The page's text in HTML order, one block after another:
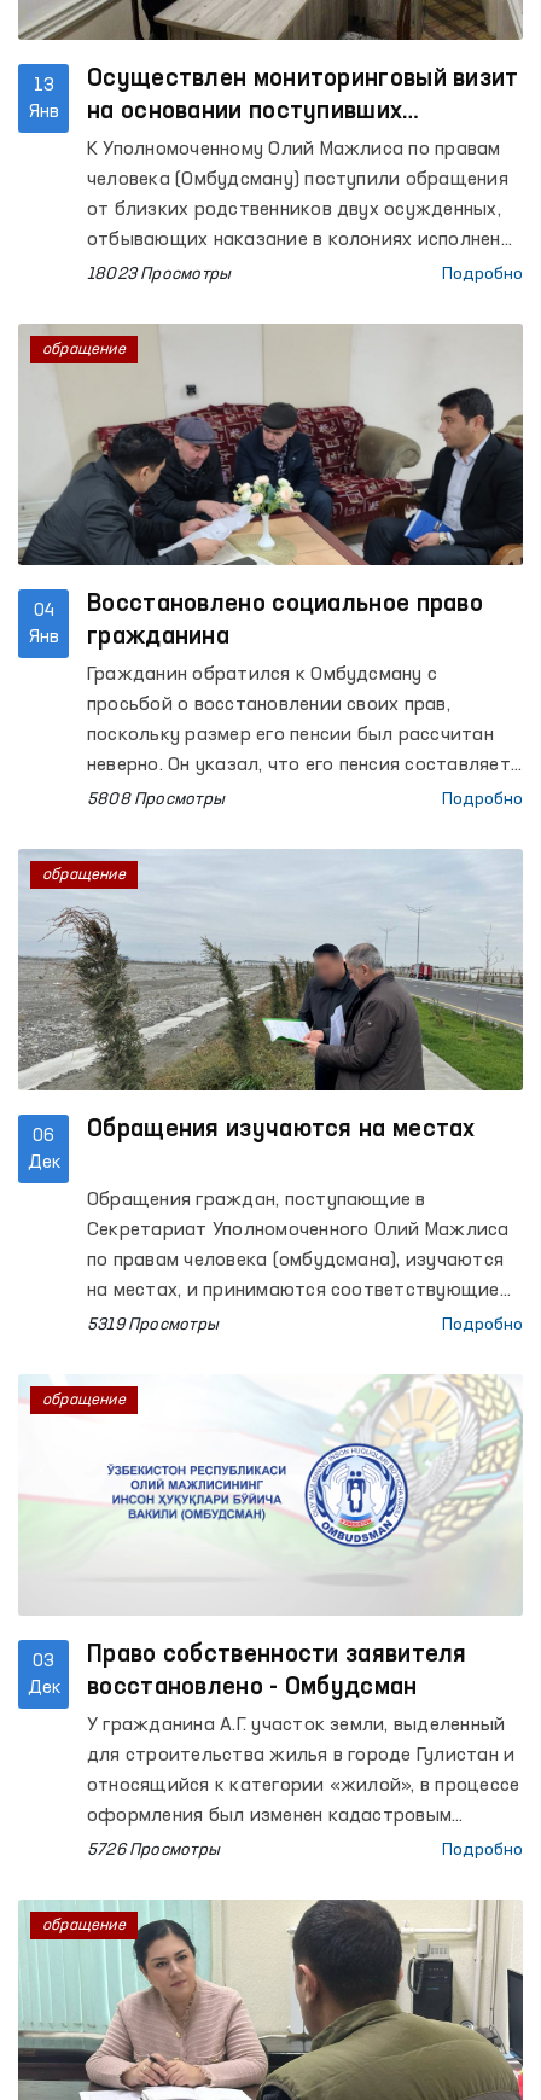
13
Янв
Осуществлен мониторинговый визит
на основании поступивших
обращений к Омбудсману
К Уполномоченному Олий Мажлиса по правам
человека (Омбудсману) поступили обращения
от близких родственников двух осужденных,
отбывающих наказание в колониях исполнения
наказания № 4 и 5 Навоийской области.
18023 Просмотры Подробно
04
Янв
Восстановлено социальное право
гражданина
Гражданин обратился к Омбудсману с
просьбой о восстановлении своих прав,
поскольку размер его пенсии был рассчитан
неверно. Он указал, что его пенсия составляет
920 000 сумов, однако из-за неполного учета
Пенсионный отдел Зангиатинского района с
этой проблемой, но его обращение было
поверхностно рассмотрен и отклонен.
5808 Просмотры Подробно
обращение
06
Дек
Обращения изучаются на местах
Обращения граждан, поступающие в
Секретариат Уполномоченного Олий Мажлиса
по правам человека (омбудсмана), изучаются
на местах, и принимаются соответствующие
меры.
5319 Просмотры Подробно
обращение
03
Дек
Право собственности заявителя
восстановлено - Омбудсман
У гражданина А.Г. участок земли, выделенный
для строительства жилья в городе Гулистан и
относящийся к категории «жилой», в процессе
оформления был изменен кадастровым
органом на категорию «нежилой». В
гражданина была начислена налоговая
задолженность свыше 9 миллионов сумов.
5726 Просмотры Подробно
обращение
обращение